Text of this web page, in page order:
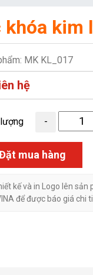
khóa kim
MK KL_017
hệ
mua hàng
kế và in Logo lên
để được báo giá chi